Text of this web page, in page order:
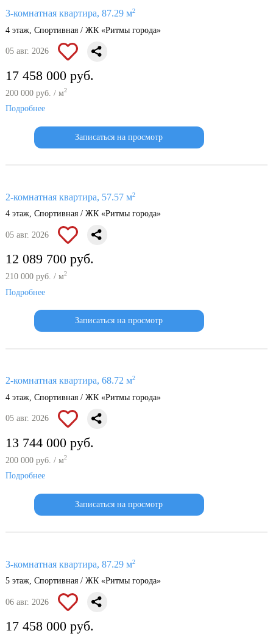
3-комнатная квартира, 87.29 м2
4 этаж, Спортивная / ЖК «Ритмы города»
05 авг. 2026
17 458 000 руб.
200 000 руб. / м2
Подробнее
Записаться на просмотр
2-комнатная квартира, 57.57 м2
4 этаж, Спортивная / ЖК «Ритмы города»
05 авг. 2026
12 089 700 руб.
210 000 руб. / м2
Подробнее
Записаться на просмотр
2-комнатная квартира, 68.72 м2
4 этаж, Спортивная / ЖК «Ритмы города»
05 авг. 2026
13 744 000 руб.
200 000 руб. / м2
Подробнее
Записаться на просмотр
3-комнатная квартира, 87.29 м2
5 этаж, Спортивная / ЖК «Ритмы города»
06 авг. 2026
17 458 000 руб.